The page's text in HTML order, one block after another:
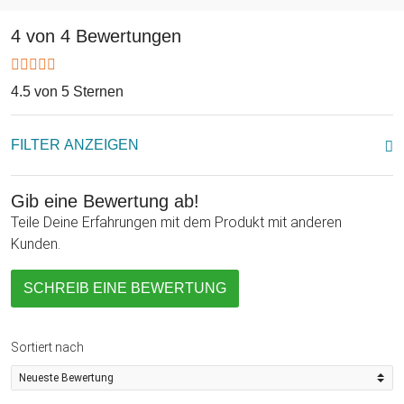
4 von 4 Bewertungen
4.5 von 5 Sternen
FILTER ANZEIGEN
Gib eine Bewertung ab!
Teile Deine Erfahrungen mit dem Produkt mit anderen
Kunden.
SCHREIB EINE BEWERTUNG
Sortiert nach